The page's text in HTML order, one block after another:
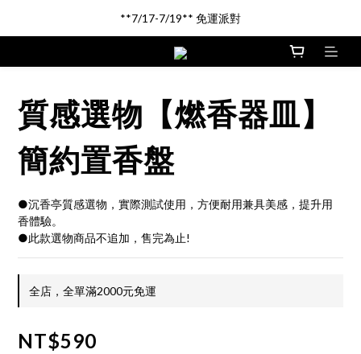
新品登場!! \印尼馬來沉香/
**7/17-7/19** 免運派對
新品登場!! \印尼馬來沉香/
質感選物【燃香器皿】
簡約置香盤
●沉香亭質感選物，實際測試使用，方便耐用兼具美感，提升用
香體驗。
●此款選物商品不追加，售完為止!
全店，全單滿2000元免運
NT$590